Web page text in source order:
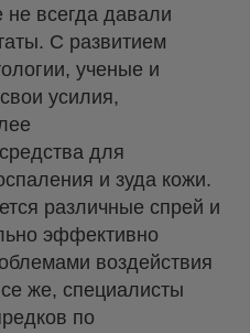
всегда давали
С развитием
ученые и
усилия,
для
и зуда кожи.
различные спрей и
эффективно
воздействия
же, специалисты
по